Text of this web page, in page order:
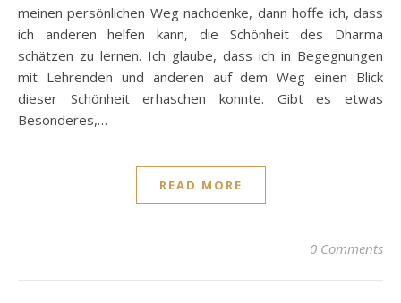
meinen persönlichen Weg nachdenke, dann hoffe ich, dass
ich anderen helfen kann, die Schönheit des Dharma
schätzen zu lernen. Ich glaube, dass ich in Begegnungen
mit Lehrenden und anderen auf dem Weg einen Blick
dieser Schönheit erhaschen konnte. Gibt es etwas
Besonderes,…
READ MORE
0 Comments